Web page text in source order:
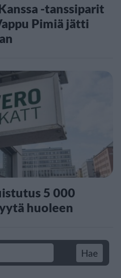
-tanssiparit
Pimiä jätti
5 000
huoleen